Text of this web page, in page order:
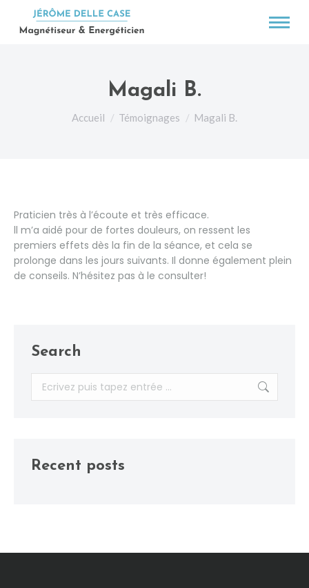
Magali B.
Vous êtes ici :
Accueil Témoignages Magali B.
Praticien très à l’écoute et très efficace.
ll m’a aidé pour de fortes douleurs, on ressent les
premiers effets dès la fin de la séance, et cela se
prolonge dans les jours suivants. Il donne également plein
de conseils. N’hésitez pas à le consulter!
Search
Recherche
:
Recent posts